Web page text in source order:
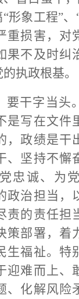
形象工程”
重损害，对
果不及时纠
执政根基。
要干字当头
是写在文件
，政绩是干
、坚持不懈
忠诚、为
政治担当，
责的责任担
策部署，着
生福祉。特
迎难而上、
、化解风险